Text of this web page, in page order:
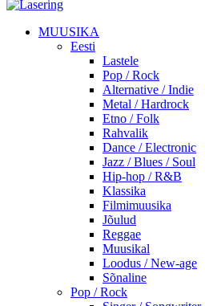
MUUSIKA
Eesti
Lastele
Pop / Rock
Alternative / Indie
Metal / Hardrock
Etno / Folk
Rahvalik
Dance / Electronic
Jazz / Blues / Soul
Hip-hop / R&B
Klassika
Filmimuusika
Jõulud
Reggae
Muusikal
Loodus / New-age
Sõnaline
Pop / Rock